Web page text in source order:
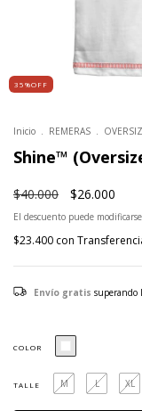
35%OFF
Inicio . REMERAS .
Shine™
$40.000 $26.000
El descuento puede
$23.400 con
Envío gratis superando
COLOR
TALLE M L XL